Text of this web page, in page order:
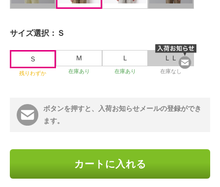
サイズ選択： Ｓ
Ｓ
残りわずか
Ｍ
在庫あり
Ｌ
在庫あり
ＬＬ
在庫なし
ボタンを押すと、入荷お知らせメールの登録ができ
ます。
カートに入れる